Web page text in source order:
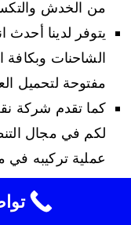
من الخدش
يتوفر لدينا أحدث
الشاحنات وبكافة
مفتوحة لتحميل
لكم في مجال
عملية تركيبه في
نقل عفش